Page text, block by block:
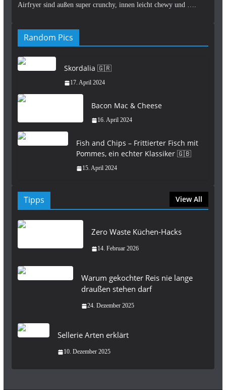
Airfryer sind außen super crunchy, innen leicht chewy und ….
Random Pics
Skordalia 🇬🇷
17. April 2024
Bacon Mac & Cheese
16. April 2024
Fish and Chips – Frittierter Fisch mit
Pommes, ein echter Klassiker 🇬🇧
15. April 2024
Tipps View All
Zero Waste Küchen-Hacks
14. Februar 2026
Warum gekochter Reis nie lange
draußen stehen darf
24. Dezember 2025
Sellerie Arten erklärt
10. Dezember 2025